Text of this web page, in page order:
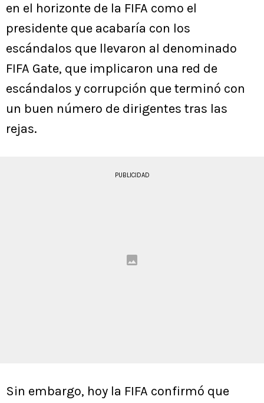
en el horizonte de la FIFA como el
presidente que acabaría con los
escándalos que llevaron al denominado
FIFA Gate, que implicaron una red de
escándalos y corrupción que terminó con
un buen número de dirigentes tras las
rejas.
PUBLICIDAD
Sin embargo, hoy la FIFA confirmó que